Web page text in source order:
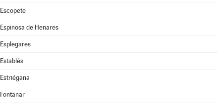
Escopete
Espinosa de Henares
Esplegares
Establés
Estriégana
Fontanar